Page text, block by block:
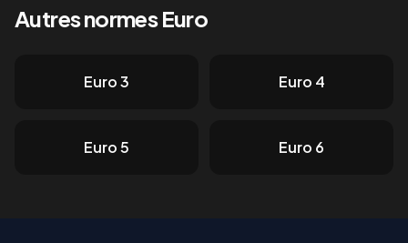
Autres normes Euro
Euro 3 Euro 4
Euro 5 Euro 6